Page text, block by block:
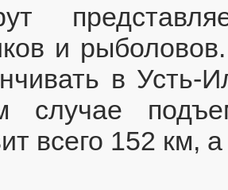
и
в Усть-
случае
всего 152 км,